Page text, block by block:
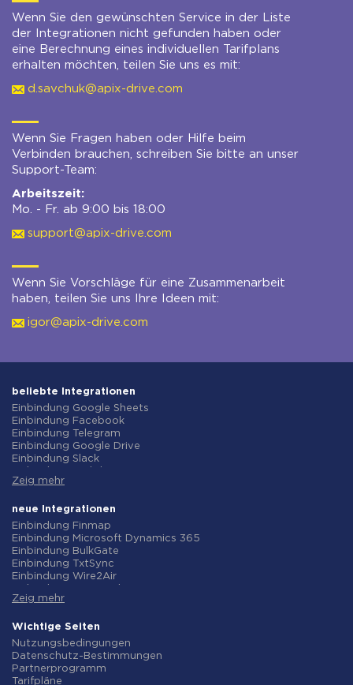
Wenn Sie den gewünschten Service in der Liste
der Integrationen nicht gefunden haben oder
eine Berechnung eines individuellen Tarifplans
erhalten möchten, teilen Sie uns es mit:
d.savchuk@apix-drive.com
Wenn Sie Fragen haben oder Hilfe beim
Verbinden brauchen, schreiben Sie bitte an unser
Support-Team:
Arbeitszeit:
Mo. - Fr. ab 9:00 bis 18:00
support@apix-drive.com
Wenn Sie Vorschläge für eine Zusammenarbeit
haben, teilen Sie uns Ihre Ideen mit:
igor@apix-drive.com
beliebte Integrationen
Einbindung Google Sheets
Einbindung Facebook
Einbindung Telegram
Einbindung Google Drive
Einbindung Slack
Einbindung Gmail
Einbindung ClickUp
Einbindung Airtable
Einbindung Google Contacts
Einbindung OpenAI (ChatGPT)
Einbindung Instagram
Einbindung ActiveCampaign
Einbindung Typeform
Einbindung Salesforce CRM
Einbindung Notion
Einbindung AWeber
Einbindung Asana
Einbindung ZOHO CRM
Zeig mehr
neue Integrationen
Einbindung Finmap
Einbindung Microsoft Dynamics 365
Einbindung BulkGate
Einbindung TxtSync
Einbindung Wire2Air
Einbindung Infobip
Einbindung AtomPark
Einbindung TXTImpact
Einbindung Campaign Monitor
Einbindung CM.com
Einbindung D7 Networks
Zeig mehr
Wichtige Seiten
Nutzungsbedingungen
Datenschutz-Bestimmungen
Partnerprogramm
Tarifpläne